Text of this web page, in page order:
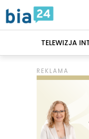
TELEWIZJA